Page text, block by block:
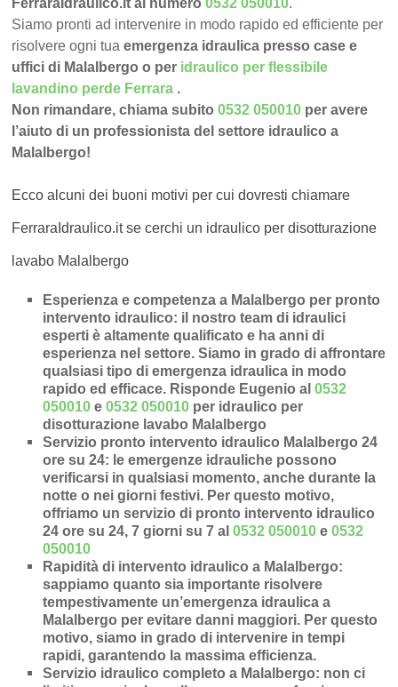
FerraraIdraulico.it al numero0532 050010.
Siamo pronti ad intervenire in modo rapido ed efficiente per
risolvere ogni tuaemergenza idraulica presso case e
uffici di Malalbergo o per idraulico per flessibile
lavandino perde Ferrara .
Non rimandare, chiama subito0532 050010 per avere
l’aiuto di un professionista del settore idraulico a
Malalbergo!
Ecco alcuni dei buoni motivi per cui dovresti chiamare
FerraraIdraulico.it se cerchi un idraulico per disotturazione
lavabo Malalbergo
Esperienza e competenza a Malalbergo per pronto
intervento idraulico: il nostro team di idraulici
esperti è altamente qualificato e ha anni di
esperienza nel settore. Siamo in grado di affrontare
qualsiasi tipo di emergenza idraulica in modo
rapido ed efficace. Risponde Eugenio al0532
050010 e0532 050010 per idraulico per
disotturazione lavabo Malalbergo
Servizio pronto intervento idraulico Malalbergo 24
ore su 24: le emergenze idrauliche possono
verificarsi in qualsiasi momento, anche durante la
notte o nei giorni festivi. Per questo motivo,
offriamo un servizio di pronto intervento idraulico
24 ore su 24, 7 giorni su 7 al0532 050010 e0532
050010
Rapidità di intervento idraulico a Malalbergo:
sappiamo quanto sia importante risolvere
tempestivamente un’emergenza idraulica a
Malalbergo per evitare danni maggiori. Per questo
motivo, siamo in grado di intervenire intempi
rapidi, garantendo la massima efficienza.
Servizio idraulico completo a Malalbergo: non ci